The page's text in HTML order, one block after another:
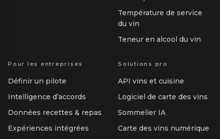
Température de service
du vin
Teneur en alcool du vin
Pour les entreprises
Définir un pilote
Intelligence d’accords
Données recettes & repas
Expériences intégrées
Solutions pro
API vins et cuisine
Logiciel de carte des vins
Sommelier IA
Carte des vins numérique